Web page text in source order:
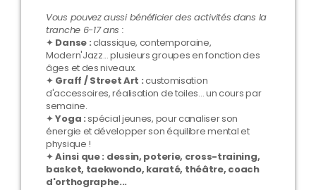
Vous pouvez aussi bénéficier des activités dans la
tranche 6-17 ans :
✦ Danse :classique, contemporaine,
Modern'Jazz... plusieurs groupes en fonction des
âges et des niveaux.
✦ Graff / Street Art :customisation
d'accessoires, réalisation de toiles... un cours par
semaine.
✦Yoga :spécial jeunes, pour canaliser son
énergie et développer son équilibre mental et
physique !
✦Ainsi que : dessin, poterie, cross-training,
basket, taekwondo, karaté, théâtre, coach
d'orthographe...